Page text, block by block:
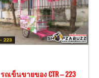
รถเข็นขายของ CTR – 223